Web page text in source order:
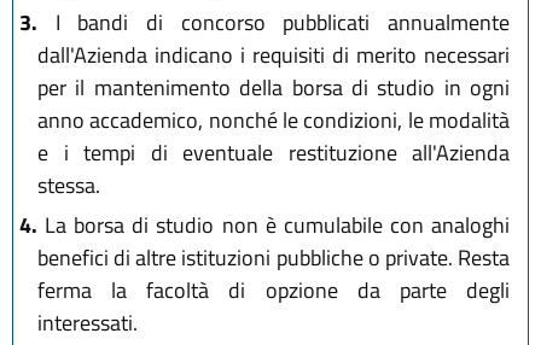
3. I bandi di concorso pubblicati annualmente
dall'Azienda indicano i requisiti di merito necessari
per il mantenimento della borsa di studio in ogni
anno accademico, nonché le condizioni, le modalità
e i tempi di eventuale restituzione all'Azienda
stessa.
4. La borsa di studio non è cumulabile con analoghi
benefici di altre istituzioni pubbliche o private. Resta
ferma la facoltà di opzione da parte degli
interessati.